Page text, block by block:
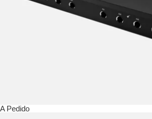
A Pedido